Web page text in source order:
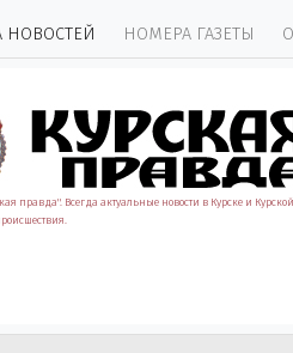
НОВОСТЕЙ НОМЕРА ГАЗЕТЫ
правда". Всегда актуальные новости в Курске и